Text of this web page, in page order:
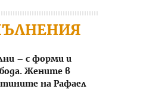
– с форми и
Жените в
на Рафаел